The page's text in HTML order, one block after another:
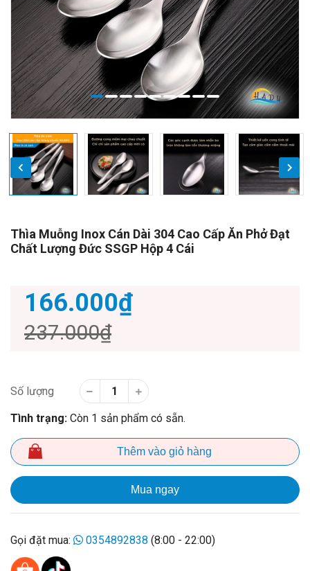
Thìa Muỗng Inox Cán Dài 304 Cao Cấp Ăn Phở Đạt
Chất Lượng Đức SSGP Hộp 4 Cái
166.000₫
237.000₫
Số lượng
Tình trạng: Còn 1 sản phẩm có sẵn.
Thêm vào giỏ hàng
Mua ngay
Gọi đặt mua: 0354892838 (8:00 - 22:00)